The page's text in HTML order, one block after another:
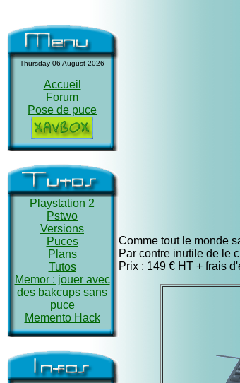
Thursday 06 August 2026
Accueil
Forum
Pose de puce
Playstation 2
Pstwo
Versions
Puces
Plans
Tutos
Memor : jouer avec
des bakcups sans
puce
Memento Hack
Comme tout le monde
Par contre inutile de le
Prix : 149 € HT + frais